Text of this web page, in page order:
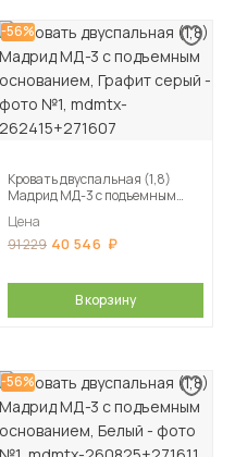
-56%
Кровать двуспальная (1,8)
Мадрид МД-3 с подъемным
Цена
91 229 40 546
В корзину
-56%